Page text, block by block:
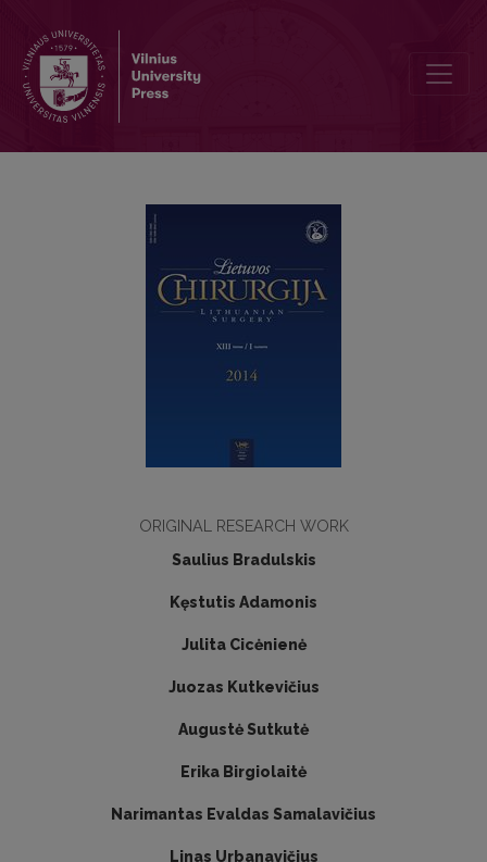
ORIGINAL RESEARCH WORK
Saulius Bradulskis
Kęstutis Adamonis
Julita Cicėnienė
Juozas Kutkevičius
Augustė Sutkutė
Erika Birgiolaitė
Narimantas Evaldas Samalavičius
Linas Urbanavičius